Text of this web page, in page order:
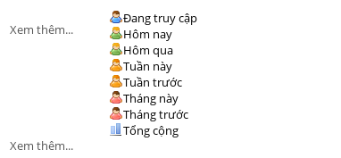
Xem thêm...
Xem thêm...
Đang truy cập
Hôm nay
Hôm qua
Tuần này
Tuần trước
Tháng này
Tháng trước
Tổng cộng